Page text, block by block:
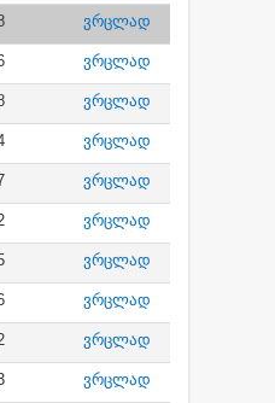
ვრცლად
ვრცლად
ვრცლად
ვრცლად
ვრცლად
ვრცლად
ვრცლად
ვრცლად
ვრცლად
ვრცლად